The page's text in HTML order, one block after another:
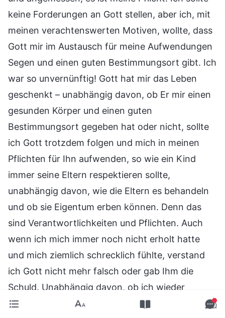
keine Forderungen an Gott stellen, aber ich, mit
meinen verachtenswerten Motiven, wollte, dass
Gott mir im Austausch für meine Aufwendungen
Segen und einen guten Bestimmungsort gibt. Ich
war so unvernünftig! Gott hat mir das Leben
geschenkt – unabhängig davon, ob Er mir einen
gesunden Körper und einen guten
Bestimmungsort gegeben hat oder nicht, sollte
ich Gott trotzdem folgen und mich in meinen
Pflichten für Ihn aufwenden, so wie ein Kind
immer seine Eltern respektieren sollte,
unabhängig davon, wie die Eltern es behandeln
und ob sie Eigentum erben können. Denn das
sind Verantwortlichkeiten und Pflichten. Auch
wenn ich mich immer noch nicht erholt hatte
und mich ziemlich schrecklich fühlte, verstand
ich Gott nicht mehr falsch oder gab Ihm die
Schuld. Unabhängig davon, ob ich wieder
gesund werden würde oder nicht, war ich bereit,